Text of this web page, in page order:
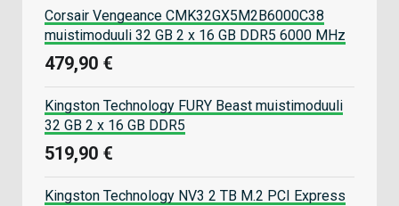
Corsair Vengeance CMK32GX5M2B6000C38
muistimoduuli 32 GB 2 x 16 GB DDR5 6000 MHz
479,90 €
Kingston Technology FURY Beast muistimoduuli
32 GB 2 x 16 GB DDR5
519,90 €
Kingston Technology NV3 2 TB M.2 PCI Express